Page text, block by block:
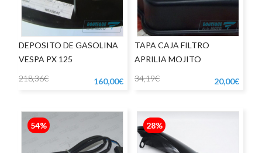
DEPOSITO DE GASOLINA
VESPA PX 125
218,36€
160,00€
TAPA CAJA FILTRO
APRILIA MOJITO
34,19€
20,00€
54% 28%